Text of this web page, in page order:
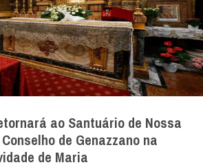
ao Santuário de Nossa
de Genazzano na
de Maria